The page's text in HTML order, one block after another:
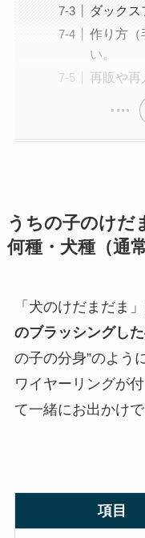
ダックス
作り方（
い。
再販や再
うちの子のけだ
何種・犬種（通
「犬のけだまだま
のブラッシングし
の子の分身”のよう
ワイヤーリングが
て一緒にお出かけで
項目